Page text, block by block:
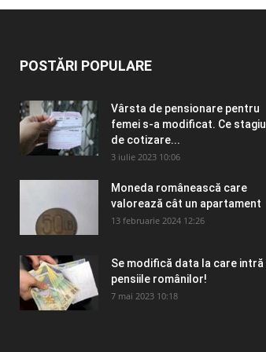
POSTĂRI POPULARE
Vârsta de pensionare pentru
femei s-a modificat. Ce stagiu
de cotizare...
3 iulie 2023 10:06
Moneda românească care
valorează cât un apartament
13 februarie 2024 12:26
Se modifică data la care intră
pensiile românilor!
7 mai 2023 10:18